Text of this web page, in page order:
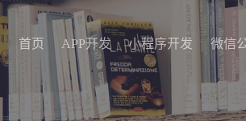
微信
微信
小程序开发
小程序开发
APP开发
APP开发
首页